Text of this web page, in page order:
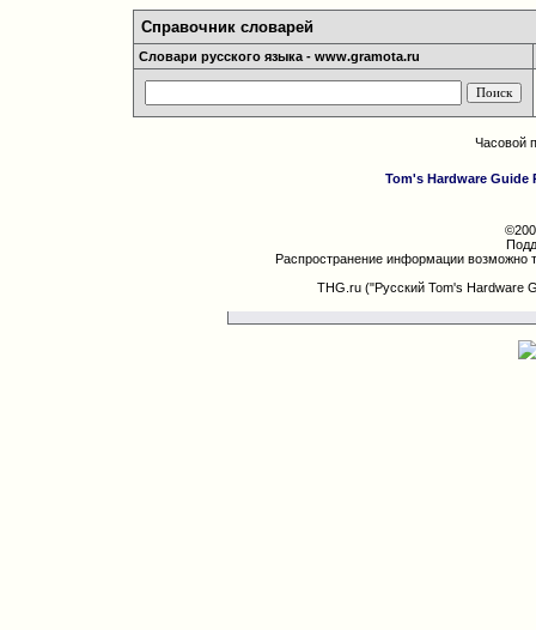
Справочник словарей
Словари русского языка - www.gramota.ru
Часовой
Tom's Hardware Guide
Распространение информации возможно
THG.ru ("Русский Tom's Hardware